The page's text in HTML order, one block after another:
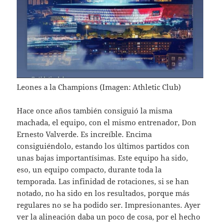
Leones a la Champions (Imagen: Athletic Club)
Hace once años también consiguió la misma
machada, el equipo, con el mismo entrenador, Don
Ernesto Valverde. Es increíble. Encima
consiguiéndolo, estando los últimos partidos con
unas bajas importantísimas. Este equipo ha sido,
eso, un equipo compacto, durante toda la
temporada. Las infinidad de rotaciones, si se han
notado, no ha sido en los resultados, porque más
regulares no se ha podido ser. Impresionantes. Ayer
ver la alineación daba un poco de cosa, por el hecho